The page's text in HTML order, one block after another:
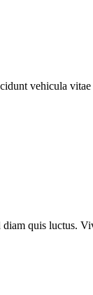
vehicula
quis luctus.